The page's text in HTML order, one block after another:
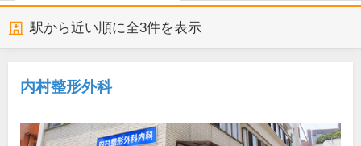
駅から近い順に全3件を表示
内村整形外科